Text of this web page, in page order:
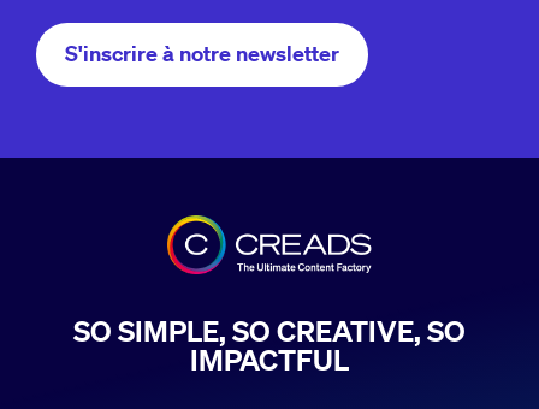
S'inscrire à notre newsletter
SO SIMPLE, SO CREATIVE, SO
IMPACTFUL